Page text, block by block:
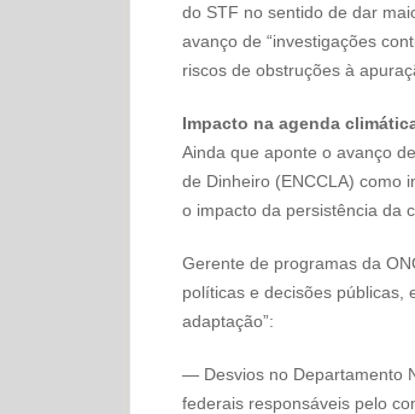
do STF no sentido de dar
avanço de “investigações
riscos de obstruções à
Impacto na agenda
Ainda que aponte o avanço
de Dinheiro (ENCCLA) como
o impacto da persistência da
Gerente de programas da
políticas e decisões públicas,
adaptação”:
— Desvios no Departamento
federais responsáveis pelo